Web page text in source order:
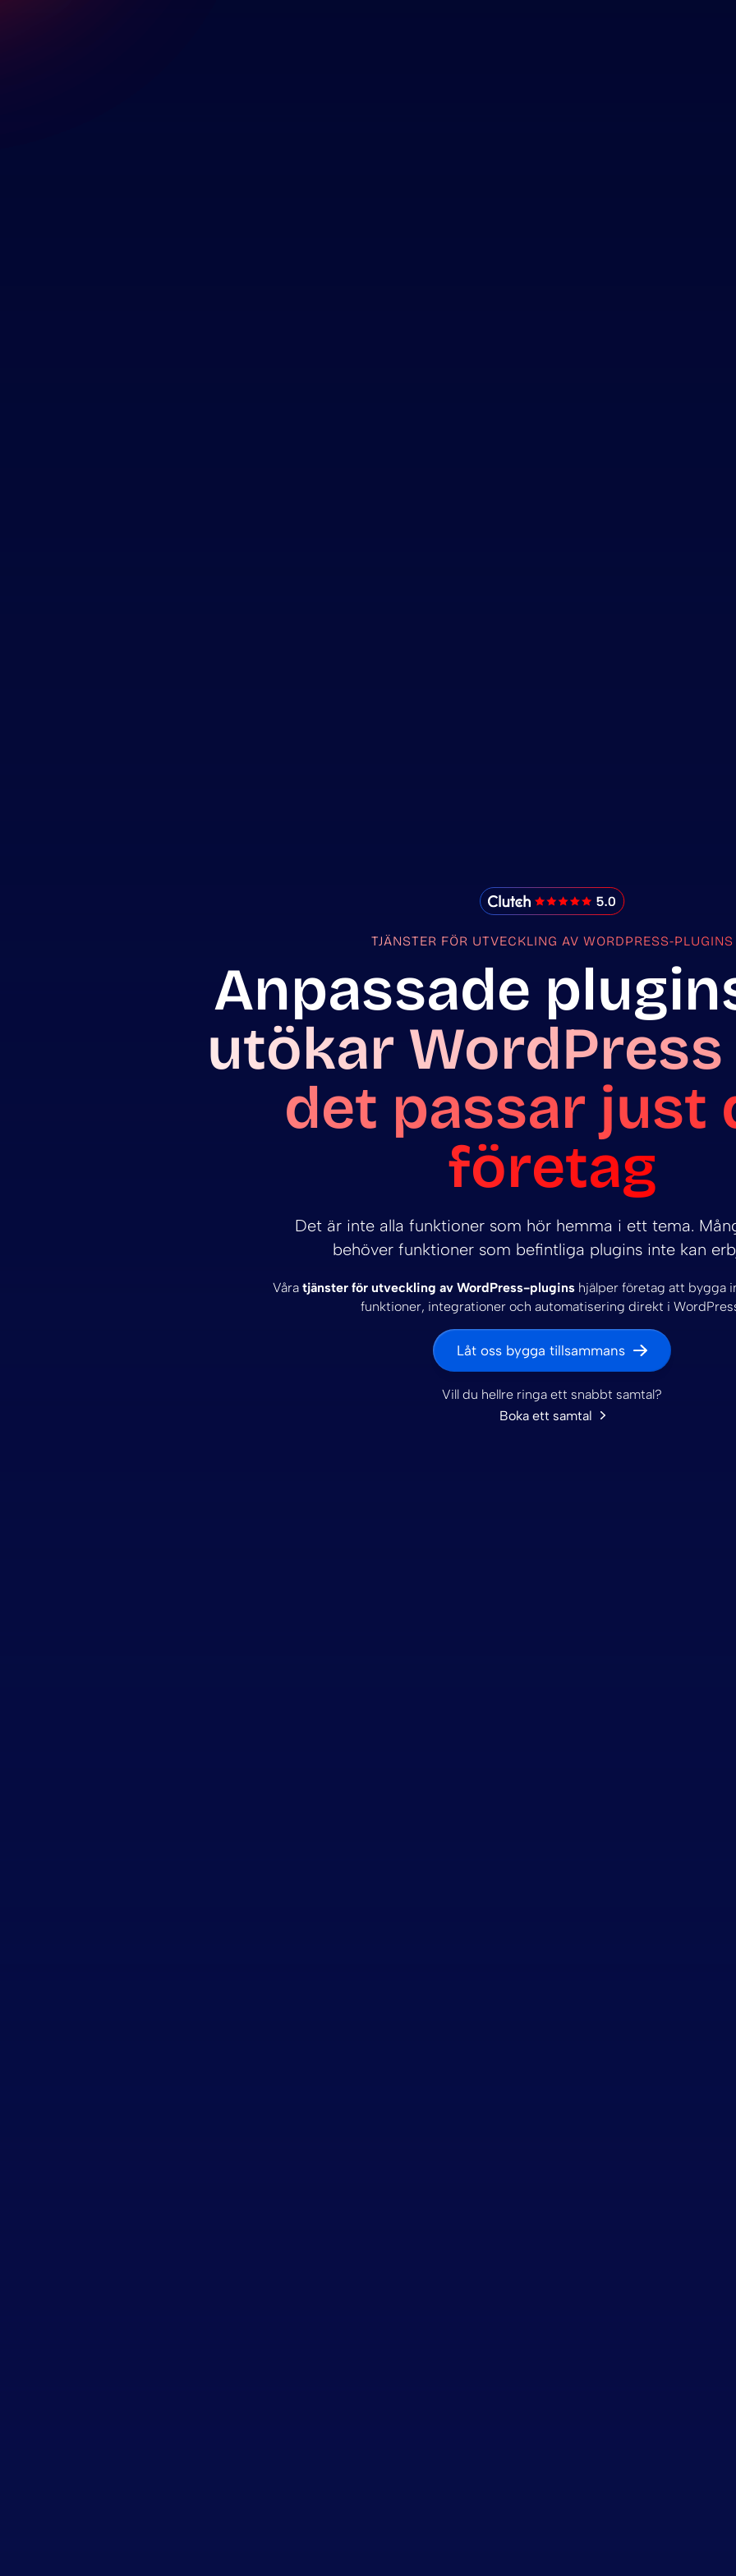
IMADO Reviews
TJÄNSTER FÖR UTVECKLING AV WORDPRESS-PLUGINS
Anpassade
utökar
det passar just
företag
Det är inte alla funktioner som hör hemma i ett tema.
behöver funktioner som befintliga plugins inte kan
Våra tjänster för utveckling av WordPress-pluginshjälper företag att bygga
funktioner, integrationer och automatisering direkt i
Låt oss bygga tillsammans
Vill du hellre ringa ett snabbt samtal?
Boka ett samtal